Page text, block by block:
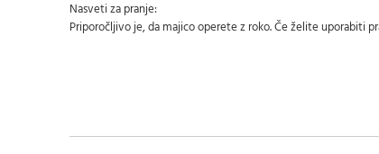
Nasveti za pranje:
Priporočljivo je, da majico operete z roko. Če želite uporabiti